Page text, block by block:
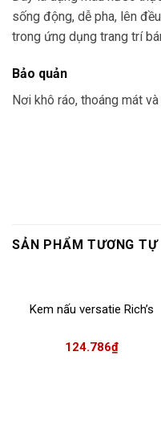
sống động, dễ pha, lên
trong ứng dụng trang trí
Bảo quản
Nơi khô ráo, thoáng mát
SẢN PHẨM TƯƠNG TỰ
Kem nấu versatie Rich’s
124.786₫